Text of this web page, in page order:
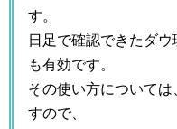
す。
日足で確認できたダ
も有効です。
その使い方について
すので、